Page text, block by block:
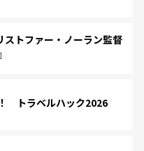
トファー・ノーラン監督
トラベルハック2026